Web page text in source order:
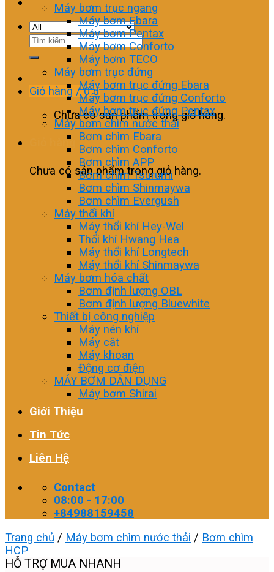
Tìm
Giỏ hàng /0₫
Chưa có sản phẩm trong giỏ hàng.
Giỏ hàng
Chưa có sản phẩm trong giỏ hàng.
Máy bơm trục ngang
Máy bơm Ebara
Máy bơm Pentax
Máy bơm Conforto
Máy bơm TECO
Máy bơm trục đứng
Máy bơm trục đứng Ebara
Máy bơm trục đứng Conforto
Máy bơm trục đứng Pentax
Máy bơm chìm nước thải
Bơm chìm Ebara
Bơm chìm Conforto
Bơm chìm APP
Bơm chìm Tsurumi
Bơm chìm Shinmaywa
Bơm chìm Evergush
Máy thổi khí
Máy thổi khí Hey-Wel
Thổi khí Hwang Hea
Máy thổi khí Longtech
Máy thổi khí Shinmaywa
Máy bơm hóa chất
Bơm định lượng OBL
Bơm định lượng Bluewhite
Thiết bị công nghiệp
Máy nén khí
Máy cắt
Máy khoan
Động cơ điện
MÁY BƠM DÂN DỤNG
Máy bơm Shirai
Giới Thiệu
Tin Tức
Liên Hệ
Contact
08:00 - 17:00
+84988159458
Trang chủ / Máy bơm chìm nước thải / Bơm chìm
HCP
HỖ TRỢ MUA NHANH